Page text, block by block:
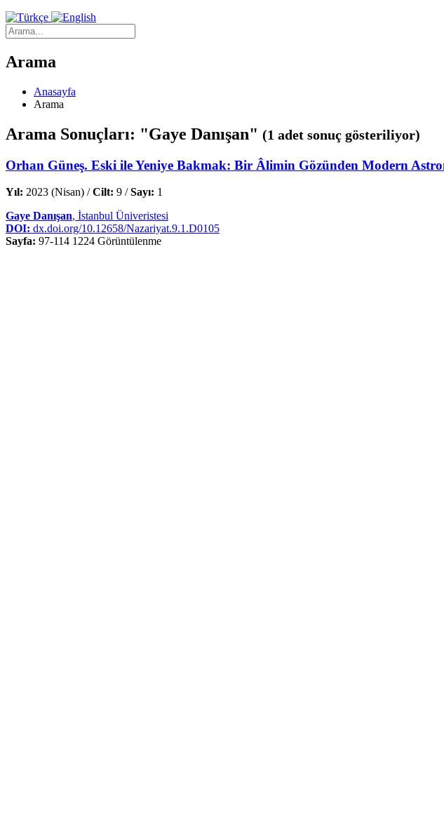
Arama
Anasayfa
Arama
Arama Sonuçları: "Gaye Danışan" (1 adet sonuç gösteriliyor)
Orhan Güneş. Eski ile Yeniye Bakmak: Bir Âlimin Gözünden Modern
Yıl: 2023 (Nisan) /Cilt: 9 /Sayı: 1
Gaye Danışan, İstanbul Üniveristesi
DOI: dx.doi.org/10.12658/Nazariyat.9.1.D0105
Sayfa: 97-114 1224 Görüntülenme